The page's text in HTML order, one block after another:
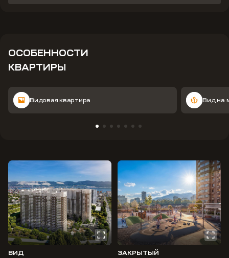
ОСОБЕННОСТИ
КВАРТИРЫ
Видовая квартира Вид на
ВИД
ЗАКРЫТЫЙ